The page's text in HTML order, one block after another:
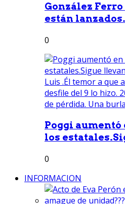
González
están
0
Poggi
los
0
INFORMACION